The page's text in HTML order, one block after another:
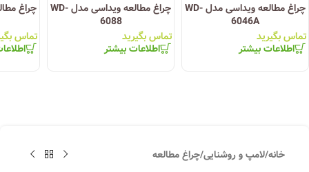
چراغ مطالعه ویداسی مدل WD-
6046A
تماس بگیرید
اطلاعات بیشتر
چراغ مطالعه ویداسی مدل WD-
6088
تماس بگیرید
اطلاعات بیشتر
تماس
خانه/لامپ و روشنایی/چراغ مطالعه